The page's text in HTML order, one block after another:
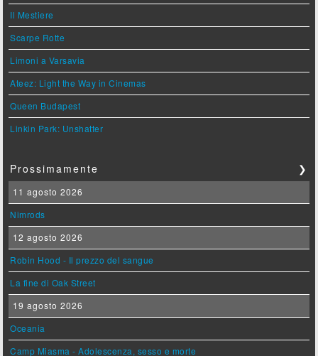
Il Mestiere
Scarpe Rotte
Limoni a Varsavia
Ateez: Light the Way in Cinemas
Queen Budapest
Linkin Park: Unshatter
Prossimamente ❯
11 agosto 2026
Nimrods
12 agosto 2026
Robin Hood - Il prezzo del sangue
La fine di Oak Street
19 agosto 2026
Oceania
Camp Miasma - Adolescenza, sesso e morte